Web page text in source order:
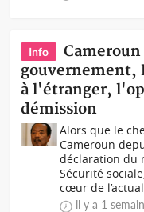
Info
gouvernement,
à l'étranger,
démission
Alors que le
Cameroun
déclaration du
Sécurité
cœur de
il y a 1